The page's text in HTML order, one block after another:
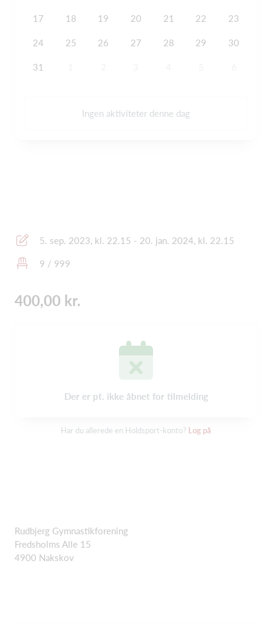
17 18 19 20 21 22 23
24 25 26 27 28 29 30
31
Ingen aktiviteter denne dag
5. sep. 2023, kl. 22.15 - 20. jan. 2024, kl. 22.15
9 / 999
400,00 kr.
Der er pt. ikke åbnet for tilmelding
Har du allerede en Holdsport-konto? Log på
Rudbjerg Gymnastikforening
Fredsholms Alle 15
4900 Nakskov